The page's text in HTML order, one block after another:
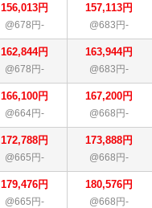
156,013円
@678円-
157,113円
@683円-
162,844円
@678円-
163,944円
@683円-
166,100円
@664円-
167,200円
@668円-
172,788円
@665円-
173,888円
@668円-
179,476円
@665円-
180,576円
@668円-